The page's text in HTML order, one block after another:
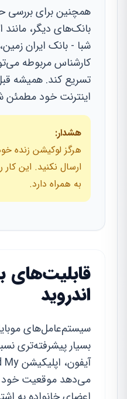
همچنین برای
بانک‌های دیگر، مانند
شبا - بانک ایران
کارشناس مربوطه
تسریع کند. همیشه
اینترنت خود مطمئن
هشدار:
هرگز لوکیشن زنده
ارسال نکنید. این
به همراه دارد.
اندروید
بسیار پیشرفته‌تری
می‌دهد موقعیت خود